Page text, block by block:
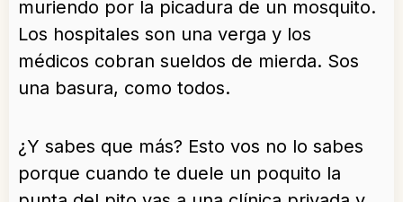
muriendo por la picadura de un mosquito.
Los hospitales son una verga y los
médicos cobran sueldos de mierda. Sos
una basura, como todos.
¿Y sabes que más? Esto vos no lo sabes
porque cuando te duele un poquito la